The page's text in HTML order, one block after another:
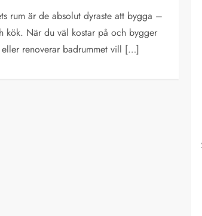
rum är de absolut dyraste att bygga –
kök. När du väl kostar på och bygger
renoverar badrummet vill […]